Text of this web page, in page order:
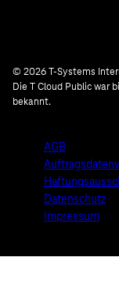
© 2026 T-Systems
Die T Cloud Public war
bekannt.
AGB
Datenschutz
Impressum